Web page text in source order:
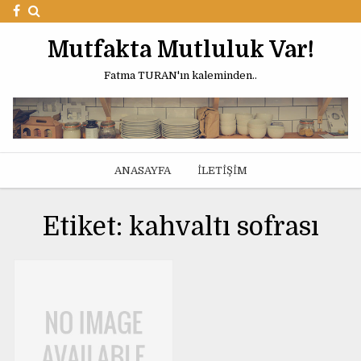
Mutfakta Mutluluk Var!
Fatma TURAN'ın kaleminden..
ANASAYFA İLETIŞIM
Etiket: kahvaltı sofrası